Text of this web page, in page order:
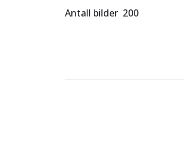
Antall bilder 200